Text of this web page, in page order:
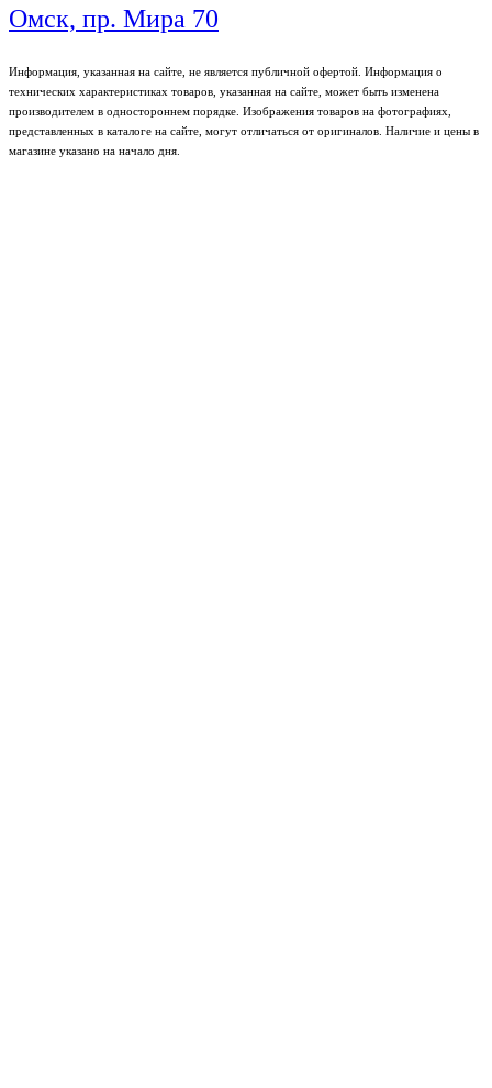
Омск, пр. Мира 70
Информация, указанная на сайте, не является публичной офертой. Информация о
технических характеристиках товаров, указанная на сайте, может быть изменена
производителем в одностороннем порядке. Изображения товаров на фотографиях,
представленных в каталоге на сайте, могут отличаться от оригиналов. Наличие и цены в
магазине указано на начало дня.